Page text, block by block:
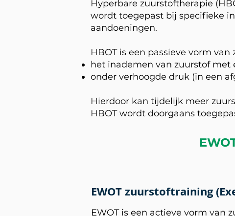
Hyperbare zuurstoftherapie
wordt toegepast bij specifieke
aandoeningen.
HBOT is een passieve vorm
het inademen van zuurstof met
onder verhoogde druk (in een
Hierdoor kan tijdelijk meer
HBOT wordt doorgaans
EWOT zuurstoftraining
EWOT is een actieve vorm